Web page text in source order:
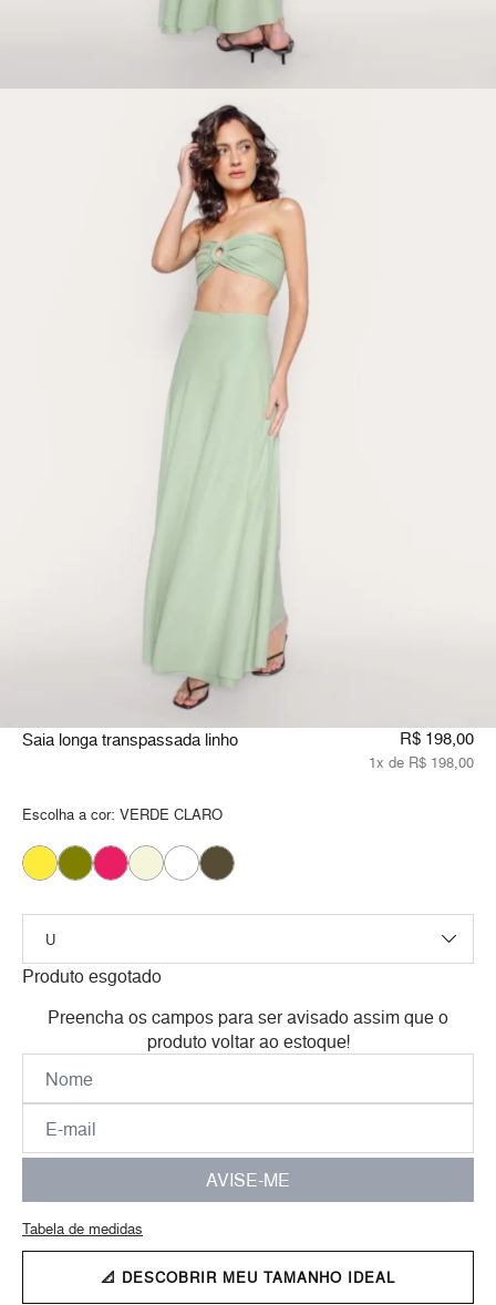
Saia longa transpassada linho R$ 198,00
1x de R$ 198,00
Escolha a cor: VERDE CLARO
Produto esgotado
Preencha os campos para ser avisado assim que o
produto voltar ao estoque!
AVISE-ME
Tabela de medidas
📐 DESCOBRIR MEU TAMANHO IDEAL